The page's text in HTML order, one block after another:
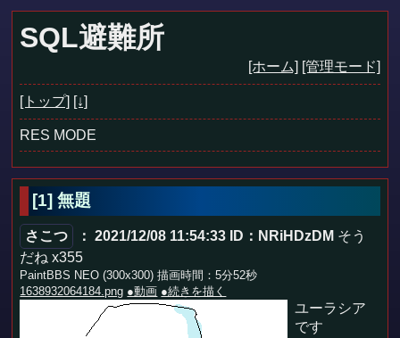
SQL避難所
[ホーム] [管理モード]
[トップ] [↓]
RES MODE
[1] 無題
さこつ ： 2021/12/08 11:54:33 ID：NRiHDzDM そう
だね x355
PaintBBS NEO (300x300) 描画時間：5分52秒
1638932064184.png ●動画 ●続きを描く
ユーラシア
です